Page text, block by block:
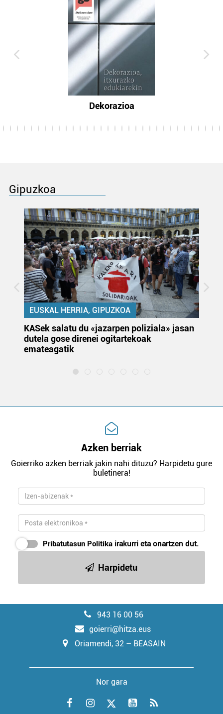
Dekorazioa
Gipuzkoa
EUSKAL HERRIA, GIPUZKOA
KASek salatu du «jazarpen poliziala» jasan
dutela gose direnei ogitartekoak
emateagatik
Azken berriak
Goierriko azken berriak jakin nahi dituzu? Harpidetu gure
buletinera!
Pribatutasun Politika irakurri eta onartzen dut.
Harpidetu
943 16 00 56
goierri@hitza.eus
Oriamendi, 32 – BEASAIN
Nor gara